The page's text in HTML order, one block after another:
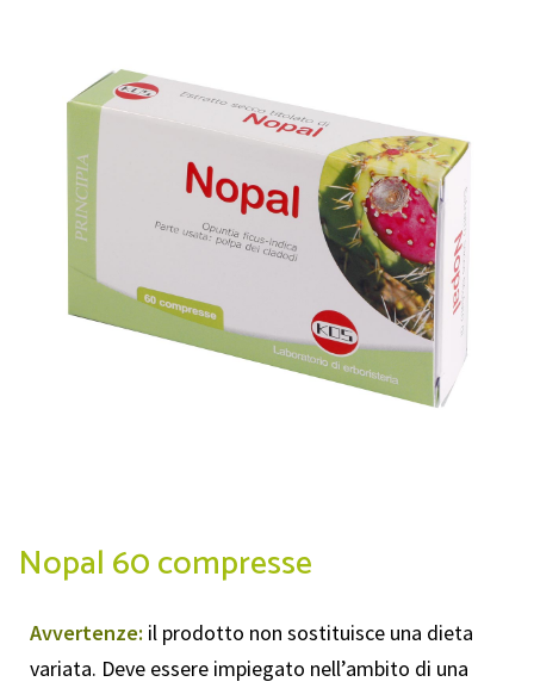
Nopal 60 compresse
Avvertenze: il prodotto non sostituisce una dieta
variata. Deve essere impiegato nell’ambito di una